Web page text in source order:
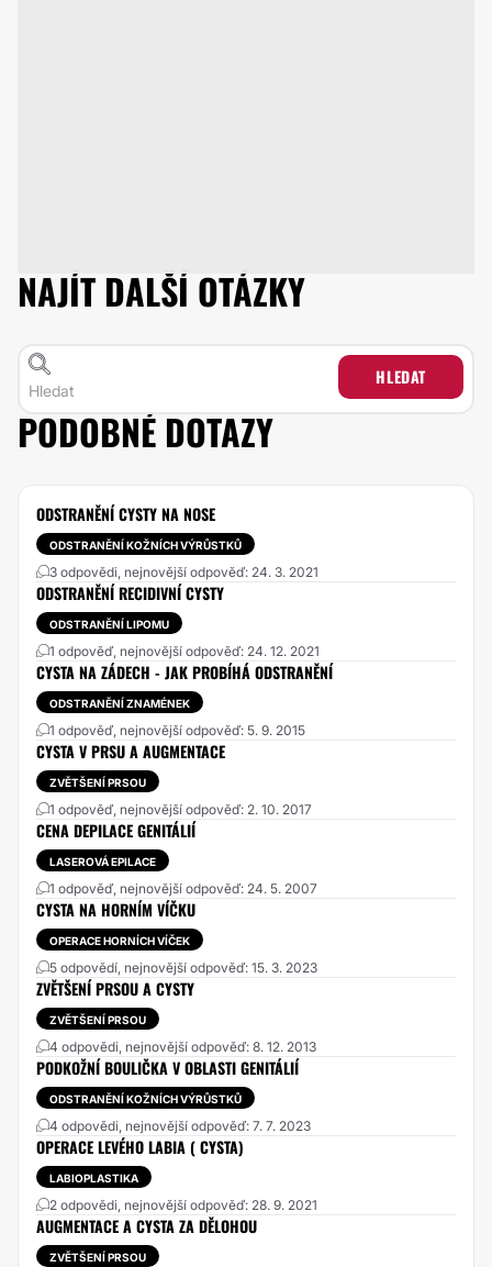
NAJÍT DALŠÍ OTÁZKY
HLEDAT
PODOBNÉ DOTAZY
ODSTRANĚNÍ CYSTY NA NOSE
ODSTRANĚNÍ KOŽNÍCH VÝRŮSTKŮ
3 odpovědi, nejnovější odpověď: 24. 3. 2021
ODSTRANĚNÍ RECIDIVNÍ CYSTY
ODSTRANĚNÍ LIPOMU
1 odpověď, nejnovější odpověď: 24. 12. 2021
CYSTA NA ZÁDECH - JAK PROBÍHÁ ODSTRANĚNÍ
ODSTRANĚNÍ ZNAMÉNEK
1 odpověď, nejnovější odpověď: 5. 9. 2015
CYSTA V PRSU A AUGMENTACE
ZVĚTŠENÍ PRSOU
1 odpověď, nejnovější odpověď: 2. 10. 2017
CENA DEPILACE GENITÁLIÍ
LASEROVÁ EPILACE
1 odpověď, nejnovější odpověď: 24. 5. 2007
CYSTA NA HORNÍM VÍČKU
OPERACE HORNÍCH VÍČEK
5 odpovědí, nejnovější odpověď: 15. 3. 2023
ZVĚTŠENÍ PRSOU A CYSTY
ZVĚTŠENÍ PRSOU
4 odpovědi, nejnovější odpověď: 8. 12. 2013
PODKOŽNÍ BOULIČKA V OBLASTI GENITÁLIÍ
ODSTRANĚNÍ KOŽNÍCH VÝRŮSTKŮ
4 odpovědi, nejnovější odpověď: 7. 7. 2023
OPERACE LEVÉHO LABIA ( CYSTA)
LABIOPLASTIKA
2 odpovědi, nejnovější odpověď: 28. 9. 2021
AUGMENTACE A CYSTA ZA DĚLOHOU
ZVĚTŠENÍ PRSOU